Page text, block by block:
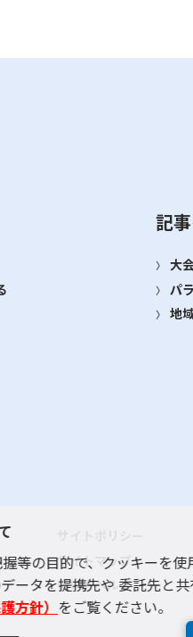
記
大
パ
地
サイトマップ
使い方ヘルプ
等の目的で、クッキーを
ータを提携先や 委託先と
方針） をご覧ください。